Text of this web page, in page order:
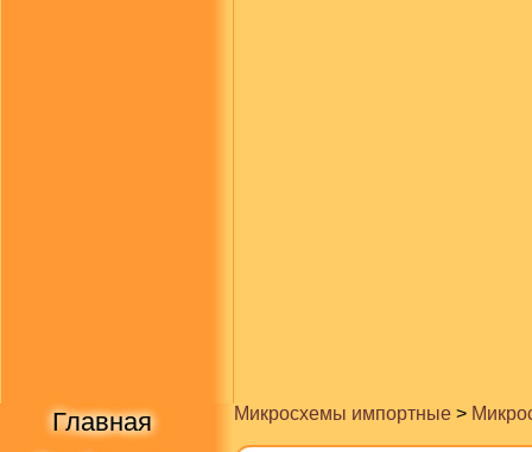
Главная
Микросхемы импортные >